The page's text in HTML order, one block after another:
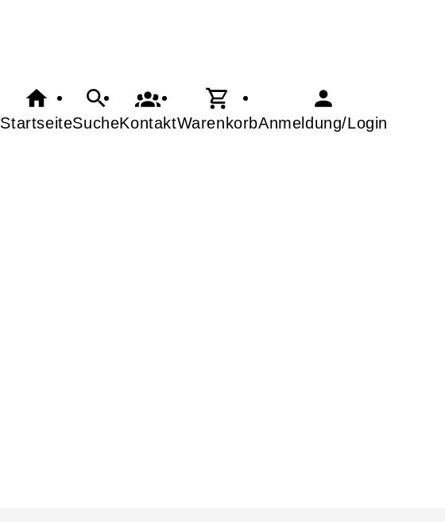
StartseiteSucheKontaktWarenkorbAnmeldung/Login